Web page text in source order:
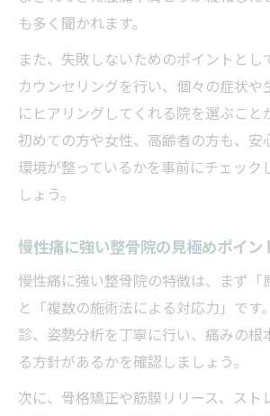
スポーツ由来の慢性痛に整骨院が
スポーツ障害の慢性痛に整
整骨院で受けられるスポー
徴
スポーツ慢性痛の根本改善
整骨院の保険適用条件を正し
法
枚方市で保険適用整骨院を
ト
整骨院と鍼灸院の保険対応範
保険適用の整骨院選びで押
も多く聞かれます。
また、失敗しないためのポイントとし
カウンセリングを行い、個々の症状や
にヒアリングしてくれる院を選ぶこと
初めての方や女性、高齢者の方も、安
環境が整っているかを事前にチェック
しょう。
慢性痛に強い整骨院の見極めポイン
慢性痛に強い整骨院の特徴は、まず「
と「複数の施術法による対応力」です
診、姿勢分析を丁寧に行い、痛みの根
る方針があるかを確認しましょう。
次に、骨格矯正や筋膜リリース、スト